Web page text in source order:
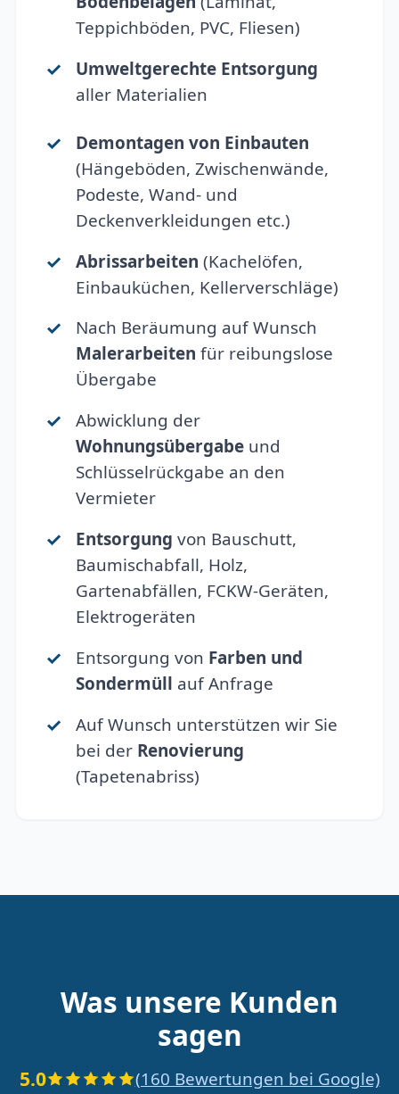
Teppichböden, PVC, Fliesen)
Umweltgerechte Entsorgung
aller Materialien
Demontagen von Einbauten
(Hängeböden, Zwischenwände,
Podeste, Wand- und
Deckenverkleidungen etc.)
Abrissarbeiten (Kachelöfen,
Einbauküchen, Kellerverschläge)
Nach Beräumung auf Wunsch
Malerarbeiten für reibungslose
Übergabe
Abwicklung der
Wohnungsübergabeund
Schlüsselrückgabe an den
Vermieter
Entsorgung von Bauschutt,
Baumischabfall, Holz,
Gartenabfällen, FCKW-Geräten,
Elektrogeräten
Entsorgung von Farben und
Sondermüll auf Anfrage
Auf Wunsch unterstützen wir Sie
bei der Renovierung
(Tapetenabriss)
Was unsere Kunden
sagen
5.0
(160 Bewertungen bei Google)